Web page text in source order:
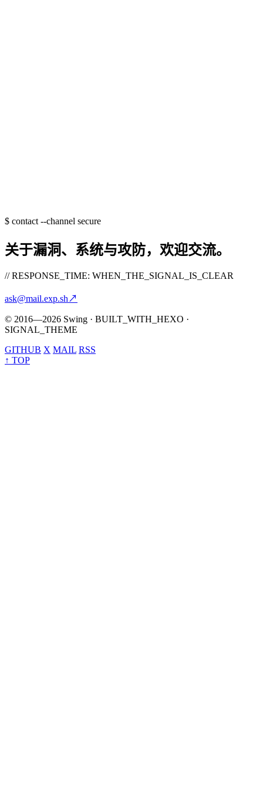
$ contact --channel secure
关于漏洞、系统与攻防，欢迎交流。
// RESPONSE_TIME: WHEN_THE_SIGNAL_IS_CLEAR
ask@mail.exp.sh↗
© 2016—2026 Swing · BUILT_WITH_HEXO ·
SIGNAL_THEME
GITHUB X MAIL RSS
↑ TOP